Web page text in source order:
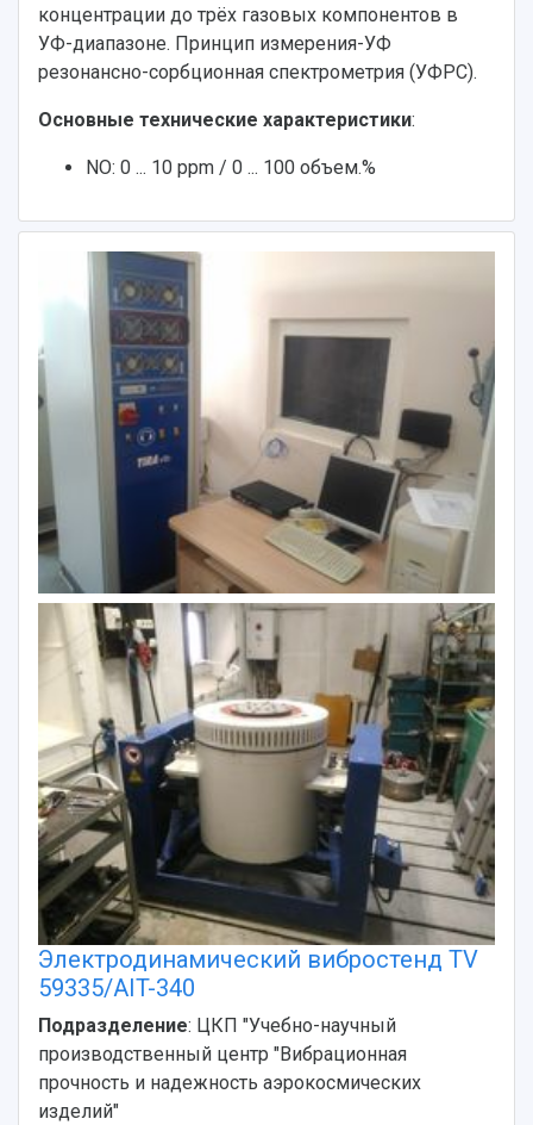
концентрации до трёх газовых компонентов в
УФ-диапазоне. Принцип измерения-УФ
резонансно-сорбционная спектрометрия (УФРС).
Основные технические характеристики:
NO: 0 ... 10 ppm / 0 ... 100 объем.%
Электродинамический вибростенд TV
59335/AIT-340
Подразделение: ЦКП "Учебно-научный
производственный центр "Вибрационная
прочность и надежность аэрокосмических
изделий"